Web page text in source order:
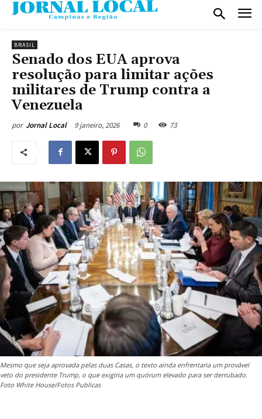
BRASIL
Senado dos EUA aprova
resolução para limitar ações
militares de Trump contra a
Venezuela
por Jornal Local 9 janeiro, 2026 0 73
Mesmo que seja aprovada pelas duas Casas, o texto ainda enfrentaria um provável
veto do presidente Trump, o que exigiria um quórum elevado para ser derrubado.
Foto White House/Fotos Publicas